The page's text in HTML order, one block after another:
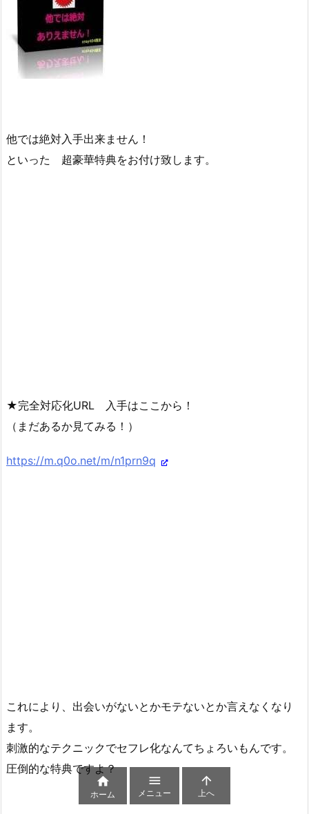
他では絶対入手出来ません！
といった 超豪華特典をお付け致します。
★完全対応化URL 入手はここから！
（まだあるか見てみる！）
https://m.q0o.net/m/n1prn9q
これにより、出会いがないとかモテないとか言えなくなり
ます。
刺激的なテクニックでセフレ化なんてちょろいもんです。
圧倒的な特典ですよ？

ホーム

メニュー

上へ